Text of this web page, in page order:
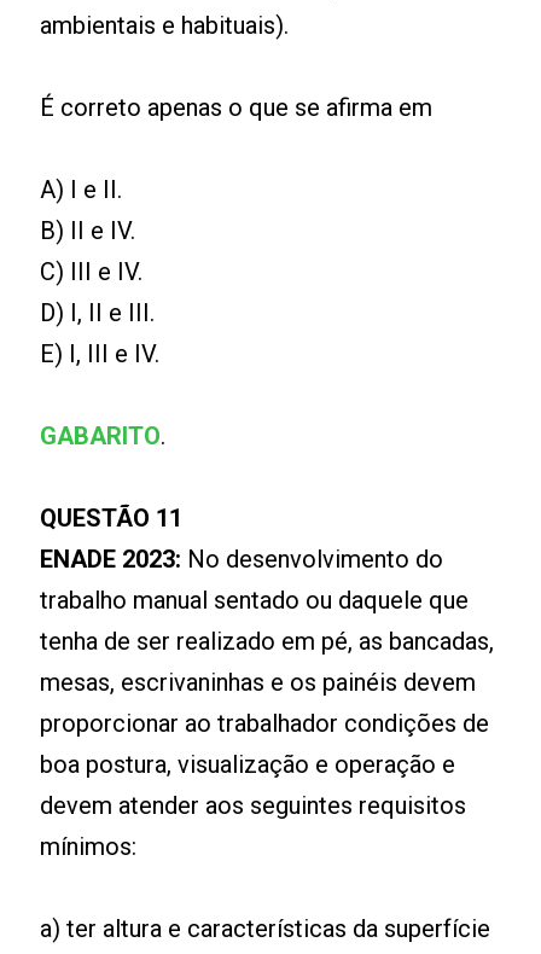
ambientais e habituais).
É correto apenas o que se afirma em
A) I e II.
B) II e IV.
C) III e IV.
D) I, II e III.
E) I, III e IV.
GABARITO.
QUESTÃO 11
ENADE 2023: No desenvolvimento do
trabalho manual sentado ou daquele que
tenha de ser realizado em pé, as bancadas,
mesas, escrivaninhas e os painéis devem
proporcionar ao trabalhador condições de
boa postura, visualização e operação e
devem atender aos seguintes requisitos
mínimos:
a) ter altura e características da superfície